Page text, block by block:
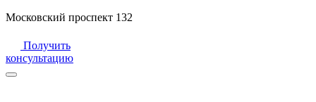
Московский проспект 132
Получить
консультацию